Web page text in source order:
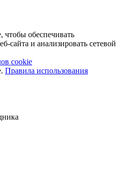
обеспечивать
сайта и анализировать сетевой
cookie
Правила использования